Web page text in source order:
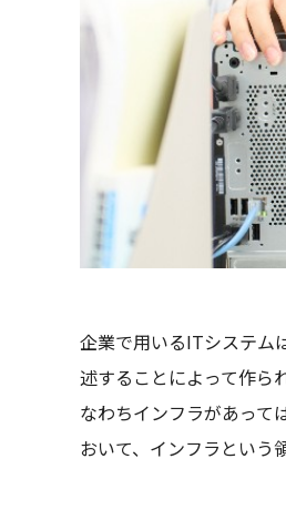
企業で用いるITシステム
述することによって作ら
なわちインフラがあって
おいて、インフラという